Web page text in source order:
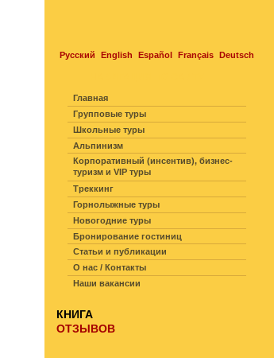
Русский English Español Français Deutsch
Главная
Групповые туры
Школьные туры
Альпинизм
Корпоративный (инсентив), бизнес-
туризм и VIP туры
Треккинг
Горнолыжные туры
Новогодние туры
Бронирование гостиниц
Статьи и публикации
О нас / Контакты
Наши вакансии
КНИГА
ОТЗЫВОВ